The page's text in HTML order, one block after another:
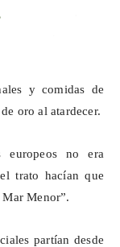
y comidas de
oro al atardecer.
europeos no era
trato hacían que
Menor”.
partían desde